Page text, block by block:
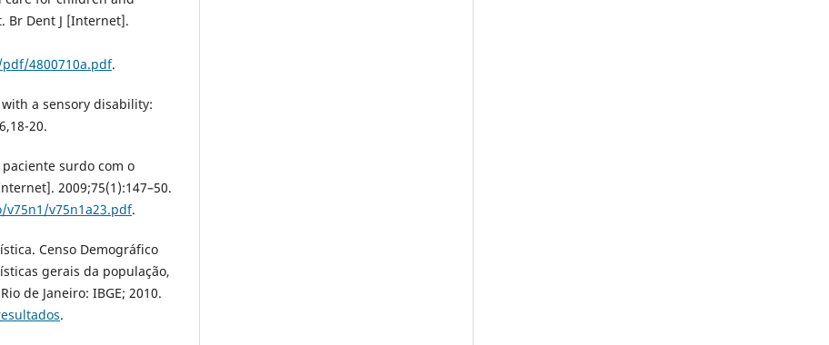
Br Dent J [Internet].
4800710a.pdf.
a sensory disability:
20.
paciente surdo com o
2009;75(1):147–50.
v75n1a23.pdf.
Censo Demográfico
gerais da população,
de Janeiro: IBGE; 2010.
.